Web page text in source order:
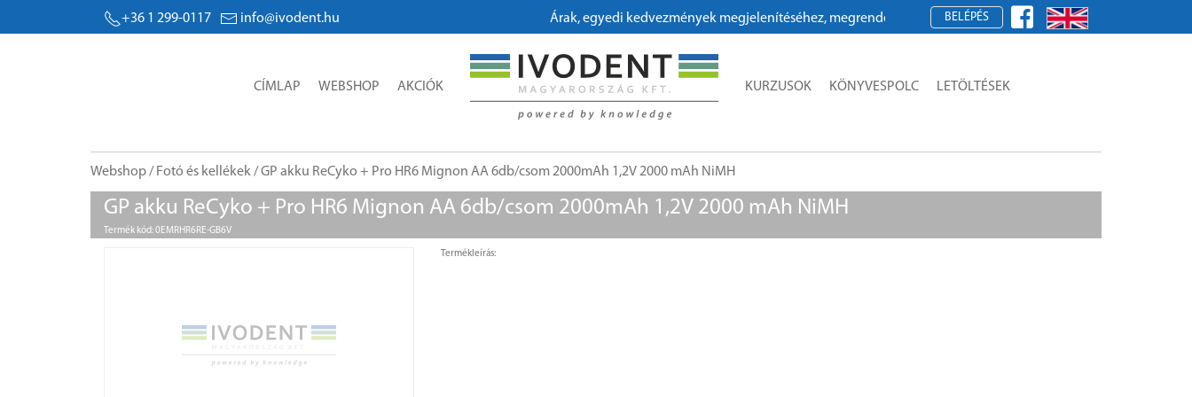
+36 1 299-0117 info@ivodent.hu Árak, egyedi kedvezmények megjelenítéséhez, megrendeléshez kérjük, regisztráljon!
BELÉPÉS
CÍMLAP WEBSHOP AKCIÓK KURZUSOK KÖNYVESPOLC LETÖLTÉSEK
Webshop/ Fotó és kellékek/ GP akku ReCyko + Pro HR6 Mignon AA 6db/csom 2000mAh 1,2V 2000 mAh NiMH
GP akku ReCyko + Pro HR6 Mignon AA 6db/csom 2000mAh 1,2V 2000 mAh NiMH
Termék kód: 0EMRHR6RE-GB6V
Termékleírás: